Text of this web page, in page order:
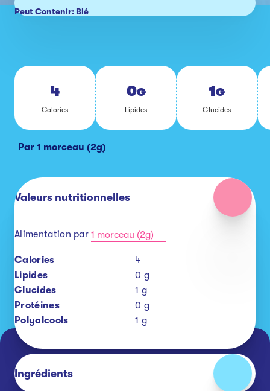
Peut Contenir: Blé
4
Ca­lo­ries
0G
Li­pides
1G
Glu­cides
Par 1 morceau (2g)
Valeurs nutritionnelles
Alimentation par 1 morceau (2g)
Calories
4
Lipides
0 g
Glucides
1 g
Protéines
0 g
Polyalcools
1 g
Ingrédients